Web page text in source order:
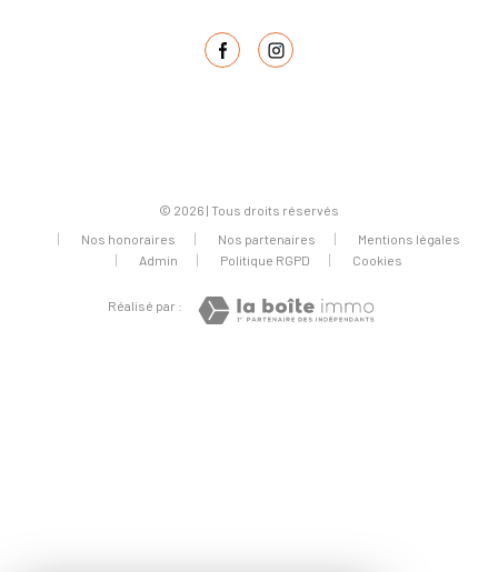
© 2026 | Tous droits réservés
Nos honoraires
Nos partenaires
Mentions légales
Admin
Politique RGPD Cookies
Réalisé par :